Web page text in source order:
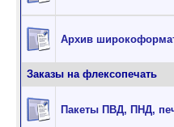
Архив
Заказы на флексопечать
Пакеты ПВД, ПНД,